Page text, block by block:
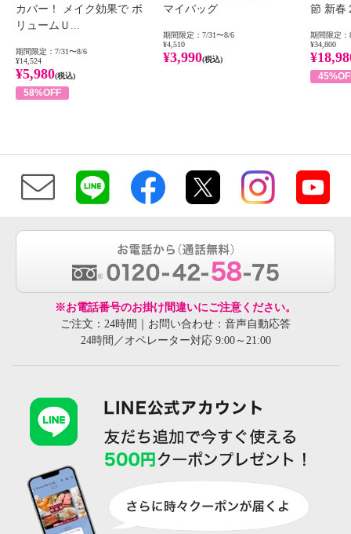
カバー！ メイク効果で ボ
リュームＵ...
期間限定：7/31〜8/6
¥14,524
¥5,980(税込)
58%OFF
マイバッグ
期間限定：7/31〜8/6
¥4,510
¥3,990(税込)
節 新春
期間限定：
¥34,800
※お電話番号のお掛け間違いにご注意ください。
ご注文：24時間｜お問い合わせ：音声自動応答
24時間／オペレーター対応 9:00～21:00